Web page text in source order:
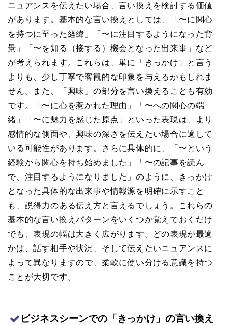
ニュアンスを伝えたい場合、言い換えを検討する価値
があります。基本的な言い換えとしては、「〜に関心
を持つに至った経緯」「〜に注目するようになった背
景」「〜を知る（接する）機会となった出来事」など
が考えられます。これらは、単に「きっかけ」と言う
よりも、少し丁寧で客観的な印象を与えるかもしれま
せん。また、「興味」の部分を言い換えることも有効
です。「〜に心を惹かれた理由」「〜への関心の端
緒」「〜に魅力を感じた原点」といった表現は、より
感情的な側面や、興味の深さを伝えたい場合に適して
いる可能性があります。さらに具体的に、「〜という
経験から関心を持ち始めました」「〜の記事を読ん
で、注目するようになりました」のように、きっかけ
となった具体的な出来事や情報源を明確に示すこと
も、説得力のある伝え方と言えるでしょう。これらの
基本的な言い換えパターンをいくつか覚えておくだけ
でも、表現の幅は大きく広がります。どの表現が最適
かは、話す相手や状況、そして伝えたいニュアンスに
よって異なりますので、柔軟に使い分ける意識を持つ
ことが大切です。
ビジネスシーンでの「きっかけ」の言い換え